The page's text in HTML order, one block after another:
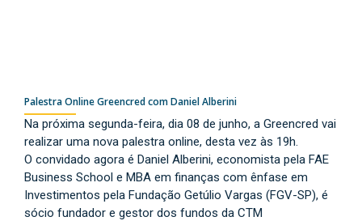
Palestra Online Greencred com Daniel Alberini
Na próxima segunda-feira, dia 08 de junho, a Greencred vai
realizar uma nova palestra online, desta vez às 19h.
O convidado agora é Daniel Alberini, economista pela FAE
Business School e MBA em finanças com ênfase em
Investimentos pela Fundação Getúlio Vargas (FGV-SP), é
sócio fundador e gestor dos fundos da CTM